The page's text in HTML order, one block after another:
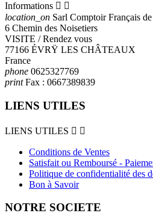
Informations  
location_on Sarl Comptoir Français
6 Chemin des Noisetiers
VISITE / Rendez vous
77166 ÉVRŸ LES CHÂTEAUX
France
phone 0625327769
printFax : 0667389839
LIENS UTILES
LIENS UTILES  
Conditions de Ventes
Satisfait ou Remboursé -
Politique de confidentialité des
Bon à Savoir
NOTRE SOCIETE